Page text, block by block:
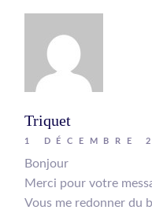
Triquet
1 DÉCEMBRE
Bonjour
Merci pour votre
Vous me redonner du